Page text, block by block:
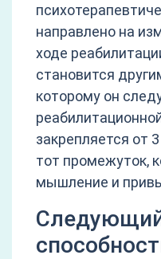
направлено на
ходе
становится
которому он
закрепляется от
тот промежуток,
мышление и